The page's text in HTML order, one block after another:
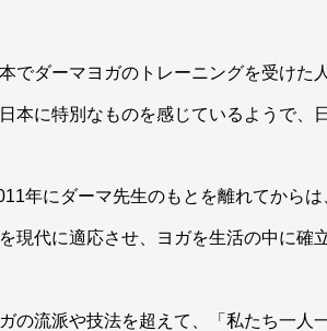
でダーマヨガのトレーニングを受けた
本に特別なものを感じているようで、
年にダーマ先生のもとを離れてから
現代に適応させ、ヨガを生活の中に確
の流派や技法を超えて、「私たち一人